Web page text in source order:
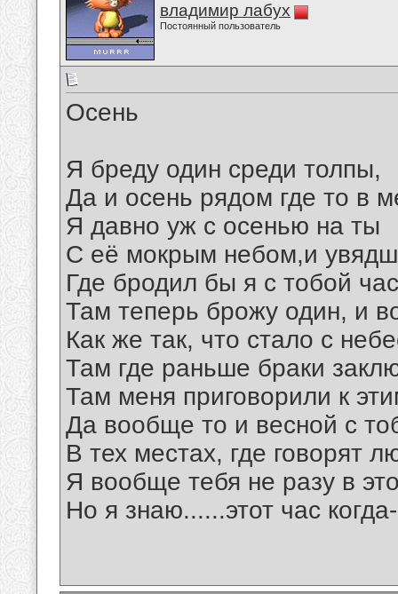
владимир лабух
Постоянный пользователь
Осень
Я бреду один среди толпы,
Да и осень рядом где то в
Я давно уж с осенью на ты
С её мокрым небом,и
Где бродил бы я с тобой
Там теперь брожу один, и
Как же так, что стало с
Там где раньше браки
Там меня приговорили к
Да вообще то и весной с
В тех местах, где говорят
Я вообще тебя не разу в
Но я знаю......этот час